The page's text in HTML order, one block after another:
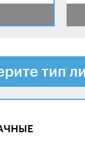
тип